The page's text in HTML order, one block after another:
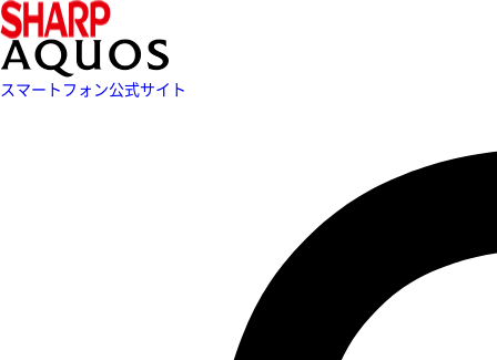
スマートフォン公式サイト